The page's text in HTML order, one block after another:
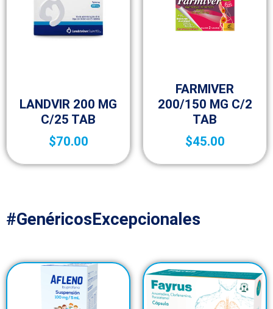
LANDVIR 200 MG
C/25 TAB
$70.00
FARMIVER
200/150 MG C/2
TAB
$45.00
#GenéricosExcepcionales